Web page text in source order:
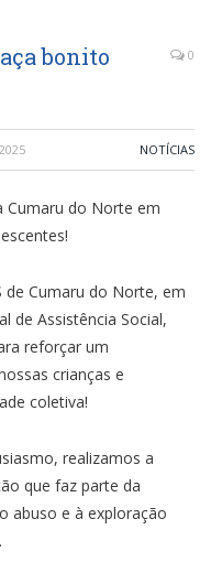
bonito
0
NOTÍCIAS
Cumaru do Norte em
de Cumaru do Norte, em
de Assistência Social,
reforçar um
crianças e
coletiva!
realizamos a
que faz parte da
abuso e à exploração